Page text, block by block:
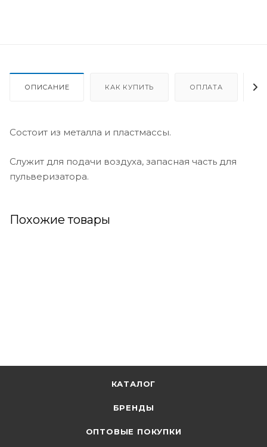
ОПИСАНИЕ КАК КУПИТЬ ОПЛАТА
Состоит из металла и пластмассы.
Служит для подачи воздуха, запасная часть для
пульверизатора.
Похожие товары
КАТАЛОГ
БРЕНДЫ
ОПТОВЫЕ ПОКУПКИ